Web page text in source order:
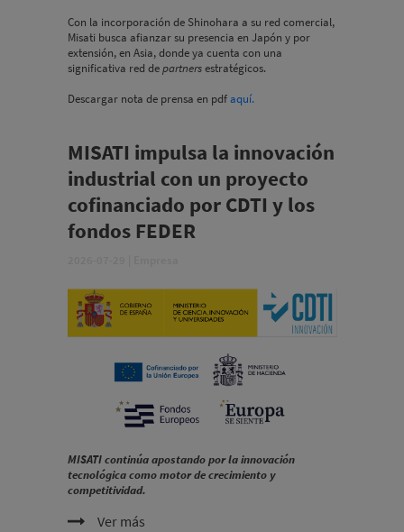
Con la incorporación de Shinohara a su red comercial,
Misati busca afianzar su presencia en Japón y por
extensión, en Asia, donde ya cuenta con una
significativa red departnersestratégicos.
Descargar nota de prensa en pdfaquí.
MISATI impulsa la innovación
industrial con un proyecto
cofinanciado por CDTI y los
fondos FEDER
MISATI continúa apostando por la innovación
tecnológica como motor de crecimiento y
competitividad.
Ver más